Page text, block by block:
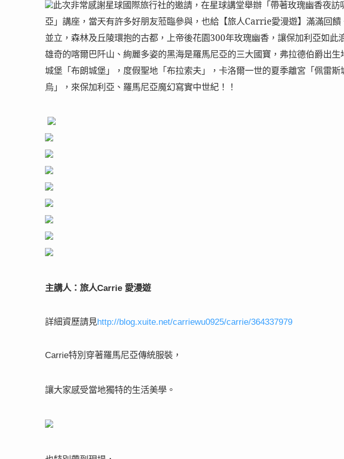
此次非常感謝星球國際旅行社的邀請，在星球講堂舉辦「帶著玫瑰幽香夜
亞」講座，當天有許多好朋友蒞臨參與，也給【旅人Carrie愛漫遊】滿滿回
並立，森林及丘陵環抱的古都，上帝後花園300年玫瑰幽香，讓保加利亞如此
雄奇的喀爾巴阡山、絢麗多姿的黑海是羅馬尼亞的三大國寶，弗拉德伯爵出
城堡「布朗城堡」，度假聖地「布拉索夫」，卡洛爾一世的夏季離宮「佩雷
烏」，來保加利亞、羅馬尼亞魔幻寫實中世紀！！
主講人：旅人Carrie 愛漫遊
詳細資歷請見http://blog.xuite.net/carriewu0925/carrie/364337979
Carrie特別穿著羅馬尼亞傳統服裝，
讓大家感受當地獨特的生活美學。